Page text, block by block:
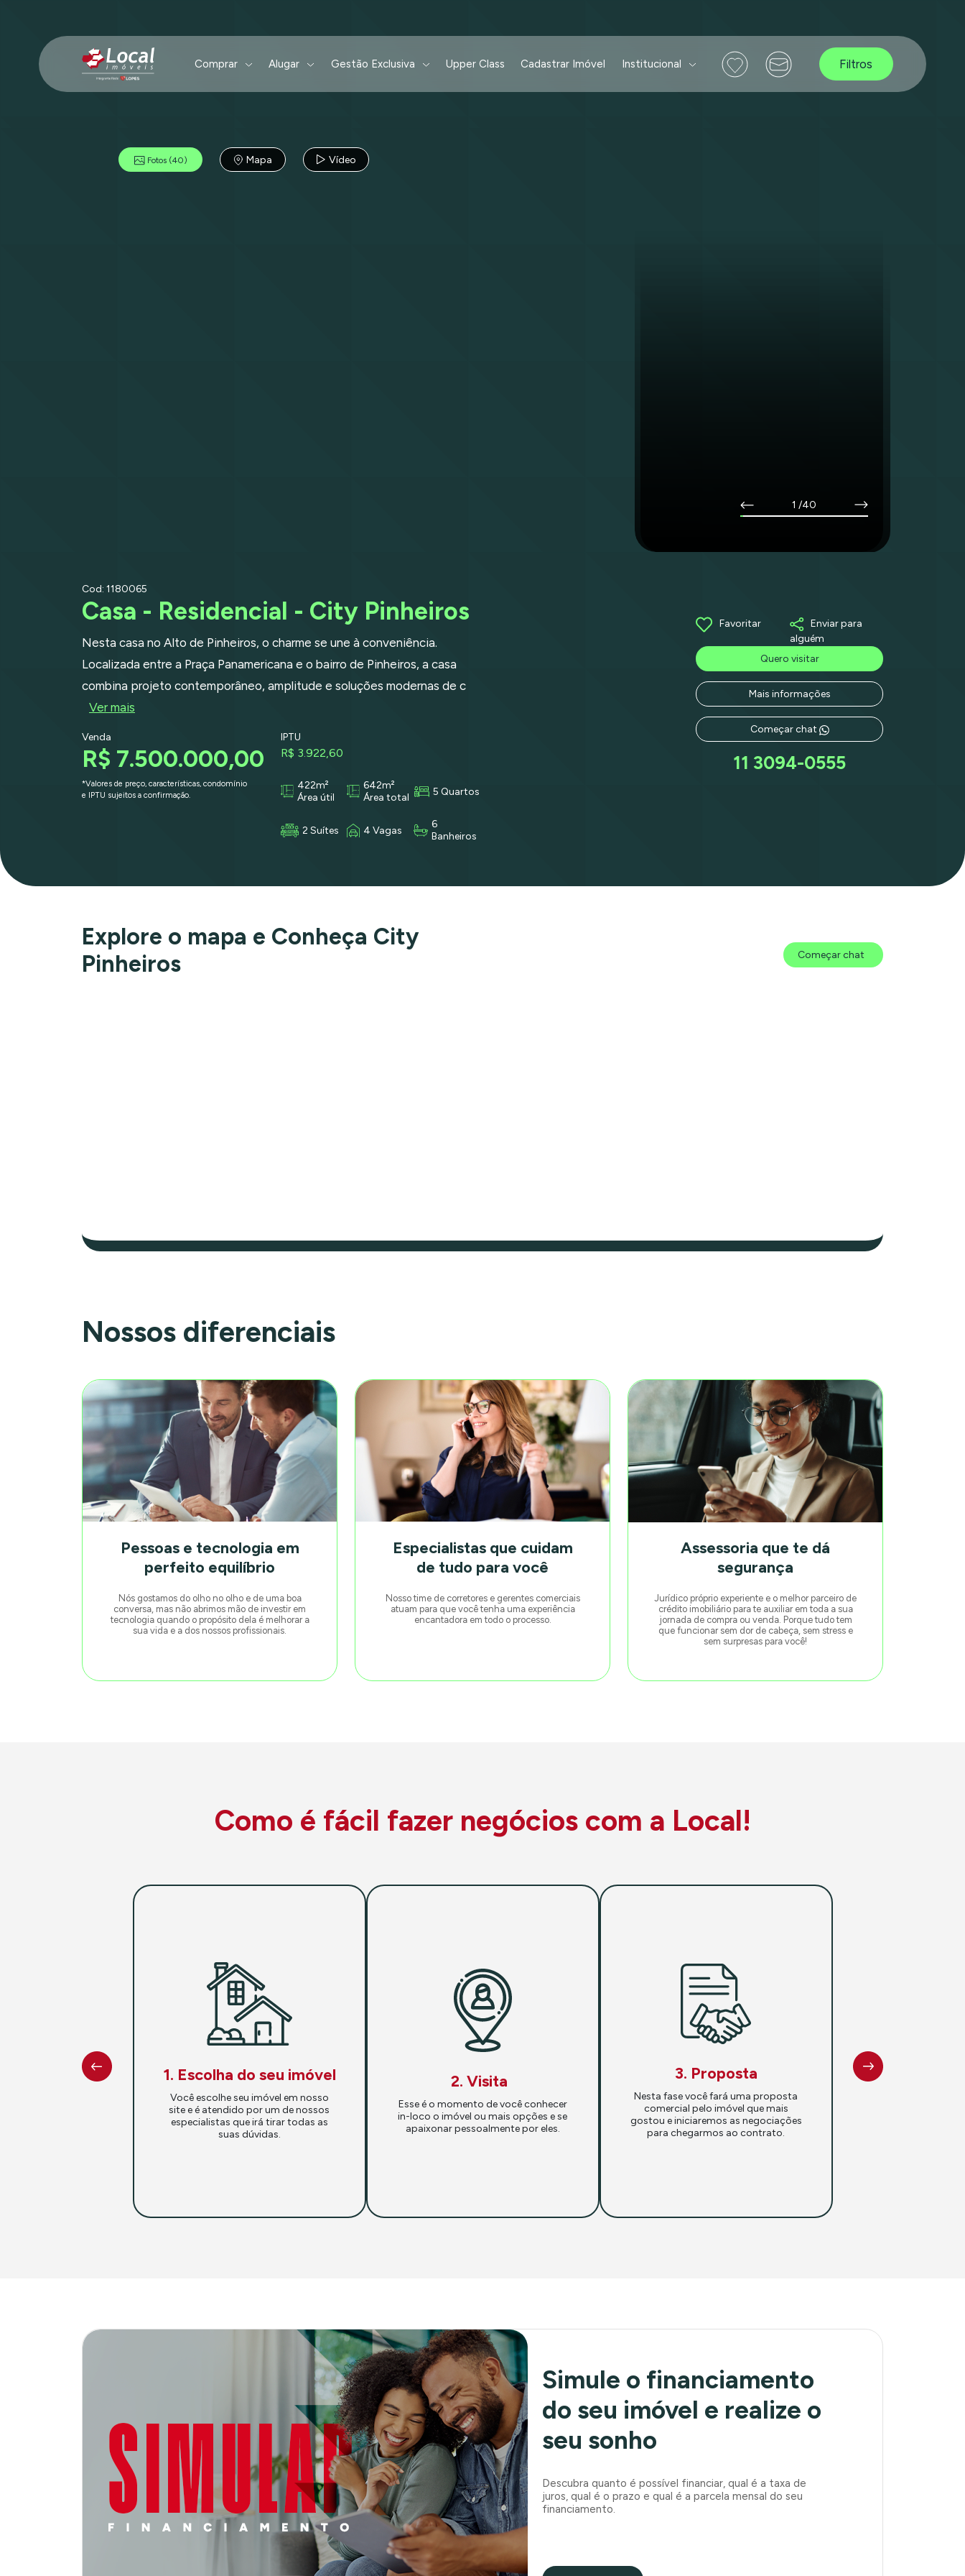
Comprar Alugar Gestão Exclusiva Upper Class Cadastrar Imóvel Institucional Filtros
Fotos (40) Mapa Vídeo
1 /40
Cod: 1180065
Casa - Residencial - City Pinheiros
Nesta casa no Alto de Pinheiros, o charme se une à conveniência.
Localizada entre a Praça Panamericana e o bairro de Pinheiros, a casa
combina projeto contemporâneo, amplitude e soluções modernas de c
Ver mais
Venda
R$ 7.500.000,00
*Valores de preço, características, condomínio
e IPTU sujeitos a confirmação.
IPTU
R$ 3.922,60
422m²
Área útil
642m²
Área total
5 Quartos
2 Suítes 4 Vagas
6
Banheiros
Favoritar
Enviar para
alguém
Quero visitar
Mais informações
Começar chat
11 3094-0555
Explore o mapa e Conheça City
Pinheiros
Começar chat
Nossos diferenciais
Pessoas e tecnologia em
perfeito equilíbrio
Nós gostamos do olho no olho e de uma boa
conversa, mas não abrimos mão de investir em
tecnologia quando o propósito dela é melhorar a
sua vida e a dos nossos profissionais.
Especialistas que cuidam
de tudo para você
Nosso time de corretores e gerentes comerciais
atuam para que você tenha uma experiência
encantadora em todo o processo.
Assessoria que te dá
segurança
Jurídico próprio experiente e o melhor parceiro de
crédito imobiliário para te auxiliar em toda a sua
jornada de compra ou venda. Porque tudo tem
que funcionar sem dor de cabeça, sem stress e
sem surpresas para você!
Como é fácil fazer negócios com a Local!
1. Escolha do seu imóvel
Você escolhe seu imóvel em nosso
site e é atendido por um de nossos
especialistas que irá tirar todas as
suas dúvidas.
2. Visita
Esse é o momento de você conhecer
in-loco o imóvel ou mais opções e se
apaixonar pessoalmente por eles.
3. Proposta
Nesta fase você fará uma proposta
comercial pelo imóvel que mais
gostou e iniciaremos as negociações
para chegarmos ao contrato.
Simule o financiamento
do seu imóvel e realize o
seu sonho
Descubra quanto é possível financiar, qual é a taxa de
juros, qual é o prazo e qual é a parcela mensal do seu
financiamento.